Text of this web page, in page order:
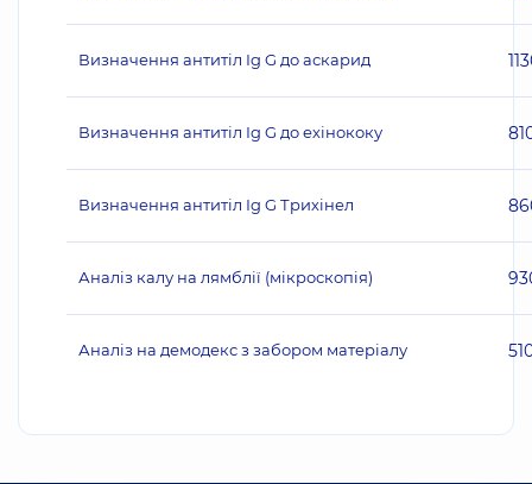
Визначення антитіл Ig G до аскарид
Визначення антитіл Ig G до ехінококу
Визначення антитіл Ig G Трихінел
Аналіз калу на лямблії (мікроскопія)
Аналіз на демодекс з забором матеріалу